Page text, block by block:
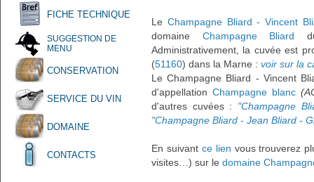
FICHE TECHNIQUE
SUGGESTION DE
MENU
CONSERVATION
SERVICE DU VIN
DOMAINE
CONTACTS
Le Champagne Bliard - Vincent
domaine Champagne Bliard
Administrativement, la cuvée est
(51160) dans la Marne : voir sur la
Le Champagne Bliard - Vincent
d'appellation Champagne blanc
d'autres cuvées : "Champagne
"Champagne Bliard - Jean Bliard -
En suivant ce lien vous trouverez
visites…) sur le domaine